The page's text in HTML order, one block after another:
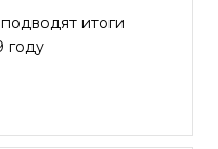
итоги
году